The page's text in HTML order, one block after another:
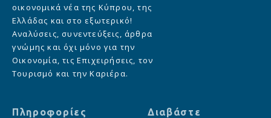
οικονομικά νέα της Κύπρου, της
Ελλάδας και στο εξωτερικό!
Αναλύσεις, συνεντεύξεις, άρθρα
γνώμης και όχι μόνο για την
Οικονομία, τις Επιχειρήσεις, τον
Τουρισμό και την Καριέρα.
Πληροφορίες Διαβάστε